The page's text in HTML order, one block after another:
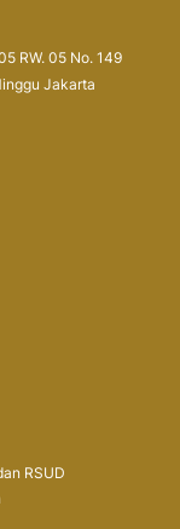
RW. 05 No. 149
Jakarta
RSUD